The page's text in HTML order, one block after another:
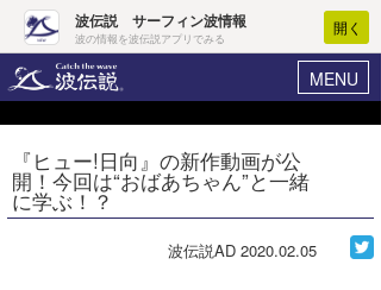
波伝説 サーフィン波情報
波の情報を波伝説アプリでみる
開く
MENU
ヘルプ マイホーム
ログイン
『ヒュー!日向』の新作動画が公
開！今回は“おばあちゃん”と一緒
に学ぶ！？
波伝説AD 2020.02.05
Core Surf Japan
コンテスト
ファッション/グッズ